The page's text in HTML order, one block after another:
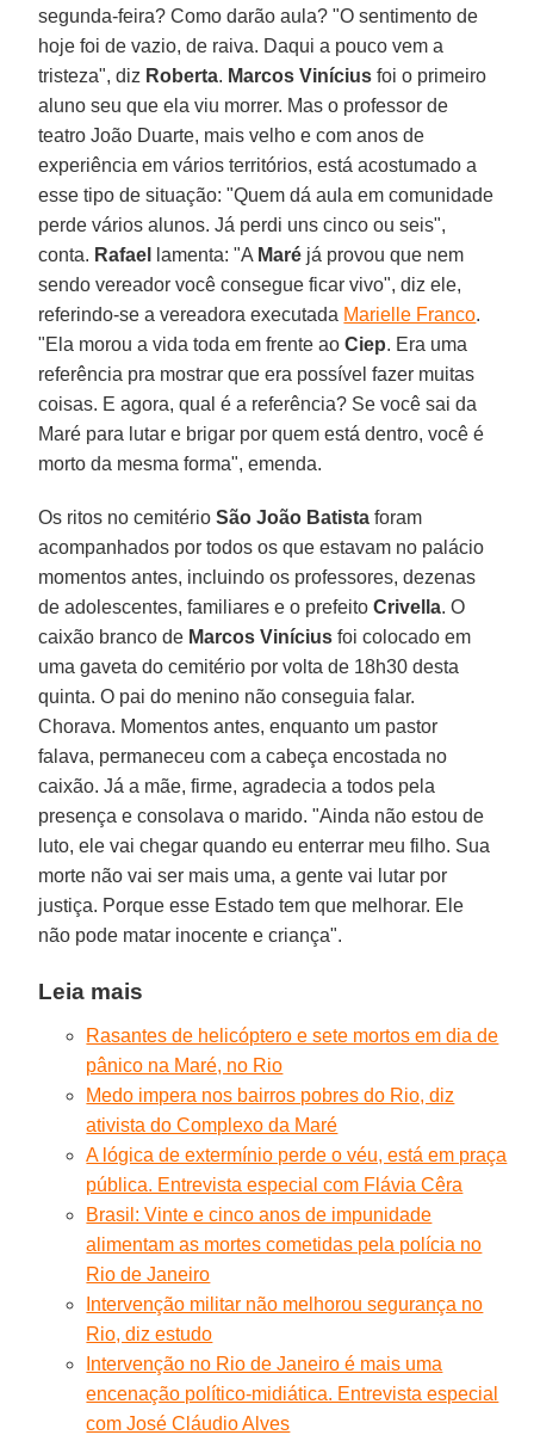
segunda-feira? Como darão aula? "O sentimento de
hoje foi de vazio, de raiva. Daqui a pouco vem a
tristeza", diz Roberta. Marcos Vinícius foi o primeiro
aluno seu que ela viu morrer. Mas o professor de
teatro João Duarte, mais velho e com anos de
experiência em vários territórios, está acostumado a
esse tipo de situação: "Quem dá aula em comunidade
perde vários alunos. Já perdi uns cinco ou seis",
conta. Rafael lamenta: "A Maré já provou que nem
sendo vereador você consegue ficar vivo", diz ele,
referindo-se a vereadora executada Marielle Franco.
"Ela morou a vida toda em frente aoCiep. Era uma
referência pra mostrar que era possível fazer muitas
coisas. E agora, qual é a referência? Se você sai da
Maré para lutar e brigar por quem está dentro, você é
morto da mesma forma", emenda.
Os ritos no cemitérioSão João Batista foram
acompanhados por todos os que estavam no palácio
momentos antes, incluindo os professores, dezenas
de adolescentes, familiares e o prefeitoCrivella. O
caixão branco de Marcos Vinícius foi colocado em
uma gaveta do cemitério por volta de 18h30 desta
quinta. O pai do menino não conseguia falar.
Chorava. Momentos antes, enquanto um pastor
falava, permaneceu com a cabeça encostada no
caixão. Já a mãe, firme, agradecia a todos pela
presença e consolava o marido. "Ainda não estou de
luto, ele vai chegar quando eu enterrar meu filho. Sua
morte não vai ser mais uma, a gente vai lutar por
justiça. Porque esse Estado tem que melhorar. Ele
não pode matar inocente e criança".
Leia mais
Rasantes de helicóptero e sete mortos em dia de
pânico na Maré, no Rio
Medo impera nos bairros pobres do Rio, diz
ativista do Complexo da Maré
A lógica de extermínio perde o véu, está em praça
pública. Entrevista especial com Flávia Cêra
Brasil: Vinte e cinco anos de impunidade
alimentam as mortes cometidas pela polícia no
Rio de Janeiro
Intervenção militar não melhorou segurança no
Rio, diz estudo
Intervenção no Rio de Janeiro é mais uma
encenação político-midiática. Entrevista especial
com José Cláudio Alves